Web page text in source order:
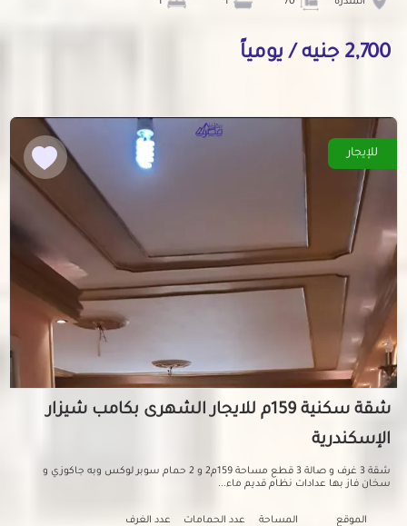
2,700 جنيه / يومياً
للإيجار
شقة سكنية 159م للايجار الشهرى بكامب شيزار
الإسكندرية
شقة 3 غرف و صالة 3 قطع مساحة 159م2 و 2 حمام سوبر لوكس وبه جاكوزي و
سخان فاز بها عدادات نظام قديم ماء...
الموقع المساحة عدد الحمامات عدد الغرف